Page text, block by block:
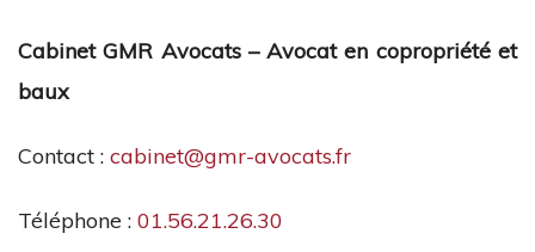
Cabinet GMR Avocats – Avocat en copropriété et
baux
Contact : cabinet@gmr-avocats.fr
Téléphone : 01.56.21.26.30